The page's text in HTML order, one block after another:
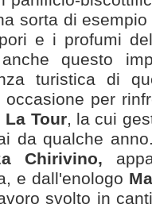
sorta di esempio
e i profumi
questo
turistica di
per
La Tour, la cui
da qualche
Chirivino,
e dall'enologo
svolto in